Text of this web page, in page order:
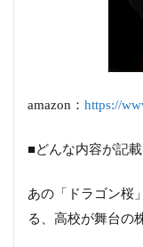
amazon： https://
■どんな内容が記
あの「ドラゴン桜
る、高校が舞台の